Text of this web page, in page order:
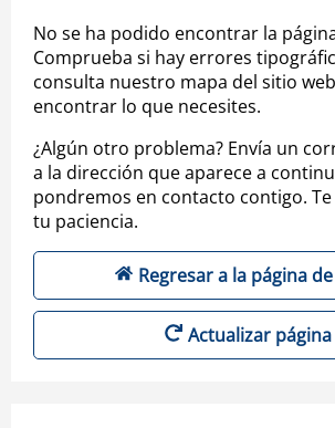
No se ha podido encontrar la
Comprueba si hay errores
consulta nuestro mapa del sitio
encontrar lo que necesites.
¿Algún otro problema? Envía un
a la dirección que aparece a
pondremos en contacto contigo.
tu paciencia.
Regresar a la página
Actualizar página